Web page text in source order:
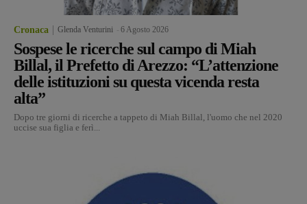
Cronaca Glenda Venturini 6 Agosto 2026
Sospese le ricerche sul campo di Miah
Billal, il Prefetto di Arezzo: “L’attenzione
delle istituzioni su questa vicenda resta
alta”
Dopo tre giorni di ricerche a tappeto di Miah Billal, l'uomo che nel 2020
uccise sua figlia e ferì...